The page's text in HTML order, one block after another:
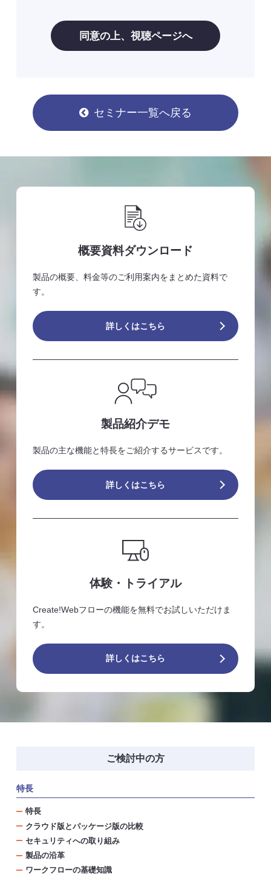
セミナー一覧へ戻る
概要資料ダウンロード
製品の概要、料金等のご利用案内をまとめた資料で
す。
詳しくはこちら
製品紹介デモ
製品の主な機能と特長をご紹介するサービスです。
詳しくはこちら
体験・トライアル
Create!Webフローの機能を無料でお試しいただけま
す。
詳しくはこちら
ご検討中の方
特長
特長
クラウド版とパッケージ版の比較
セキュリティへの取り組み
製品の沿革
ワークフローの基礎知識